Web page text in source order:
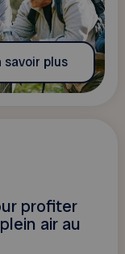
savoir plus
profiter
air au